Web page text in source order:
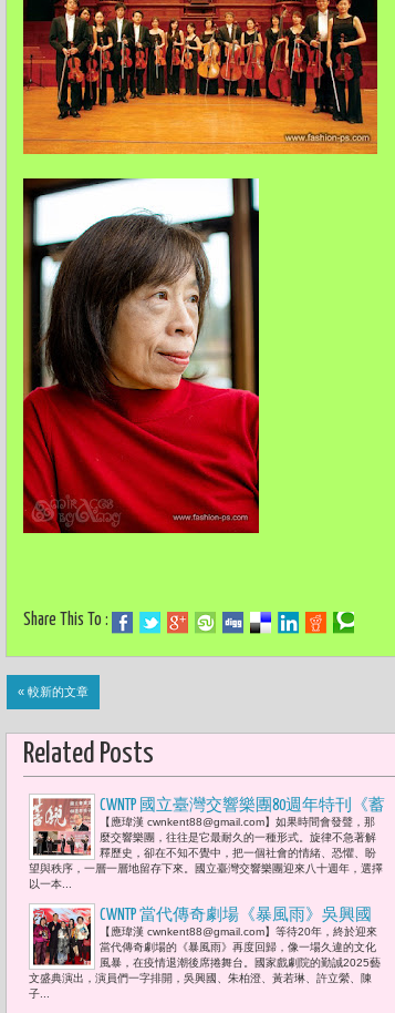
Share This To :
« 較新的文章
Related Posts
CWNTP 國立臺灣交響樂團80週年特刊《蓄
銳80》發表 以書寫積蓄力量 替島嶼留下
聲音的年輪 李遠 : 「這八十年，既是音
樂史，也是臺灣歷史的縮影。」
【應瑋漢 cwnkent88@gmail.com】如果時間會發聲，那
麼交響樂團，往往是它最耐久的一種形式。旋律不急著解
釋歷史，卻在不知不覺中，把一個社會的情緒、恐懼、盼
望與秩序，一層一層地留存下來。國立臺灣交響樂團迎來八十週年，選擇
以一本...
CWNTP 當代傳奇劇場《暴風雨》吳興國
親率新一代演員再度演出 王應傑及夫人
胡寶莉廣邀好友梁吳蓓琳、粱鴻輝、吳
立民、羅敏儀共襄盛舉 熱情支持「這部
【應瑋漢 cwnkent88@gmail.com】等待20年，終於迎來
當代傳奇劇場的《暴風雨》再度回歸，像一場久違的文化
風暴，在疫情退潮後席捲舞台。國家戲劇院的勤誠2025藝
文盛典演出，演員們一字排開，吳興國、朱柏澄、黃若琳、許立縈、陳
子...